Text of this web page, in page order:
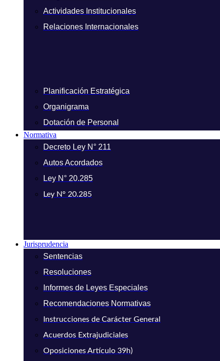
Actividades Institucionales
Relaciones Internacionales
Planificación Estratégica
Organigrama
Dotación de Personal
Normativa
Decreto Ley N° 211
Autos Acordados
Ley N° 20.285
Ley N° 20.285
Jurisprudencia
Sentencias
Resoluciones
Informes de Leyes Especiales
Recomendaciones Normativas
Instrucciones de Carácter General
Acuerdos Extrajudiciales
Oposiciones Artículo 39h)